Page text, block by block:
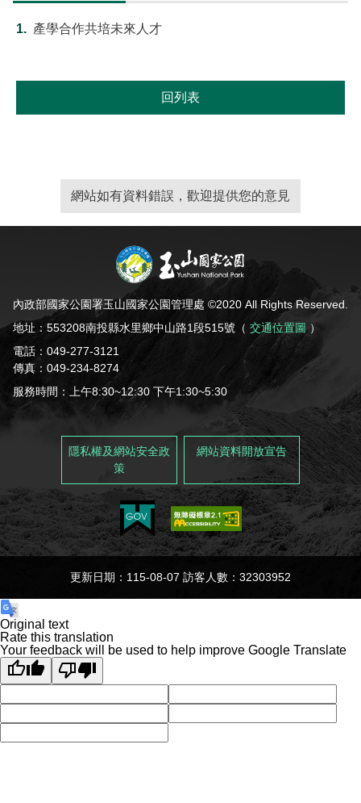
產學合作共培未來人才
回列表
網站如有資料錯誤，歡迎提供您的意見
內政部國家公園署玉山國家公園管理處 ©2020 All Rights Reserved.
地址：553208南投縣水里鄉中山路1段515號（ 交通位置圖 ）
電話：049-277-3121
傳真：049-234-8274
服務時間：上午8:30~12:30 下午1:30~5:30
隱私權及網站安全政
策
網站資料開放宣告
更新日期：115-08-07 訪客人數：32303952
Original text
Rate this translation
Your feedback will be used to help improve Google Translate